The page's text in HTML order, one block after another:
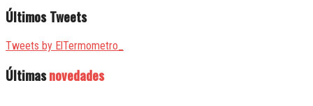
Últimos Tweets
Tweets by ElTermometro_
Últimasnovedades